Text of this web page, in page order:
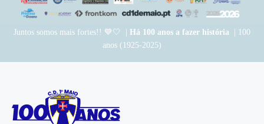
Juntos somos mais fortes!! 💙🤍 | Há 100 anos a fazer história | 100
anos (1925-2025)